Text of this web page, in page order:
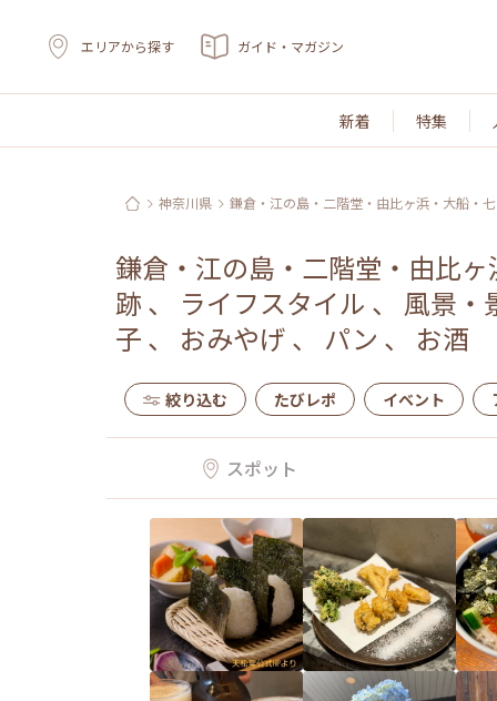
エリアから探す ガイド・マガジン
新着 特集
神奈川県 鎌倉・江の島・二階堂・由比ヶ浜・大船・
鎌倉・江の島・二階堂・由比
跡 、 ライフスタイル 、 風景・
子 、 おみやげ 、 パン 、 お酒
絞り込む たびレポ イベント
スポット